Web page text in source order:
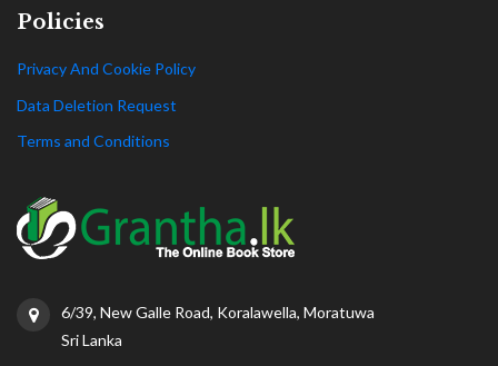
Policies
Privacy And Cookie Policy
Data Deletion Request
Terms and Conditions
6/39, New Galle Road, Koralawella, Moratuwa
Sri Lanka